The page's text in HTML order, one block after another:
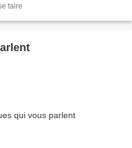
taire